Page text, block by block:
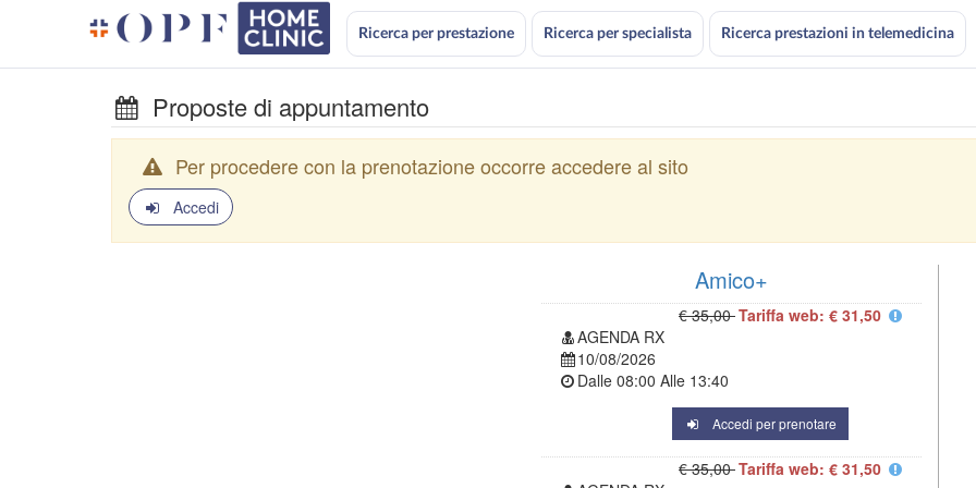
Ricerca per prestazione Ricerca per specialista Ricerca prestazioni in telemedicina
Proposte di appuntamento
Per procedere con la prenotazione occorre accedere al sito
Accedi
Amico+
€ 35,00Tariffa web: € 31,50
AGENDA RX
10/08/2026
Dalle 08:00 Alle 13:40
Accedi per prenotare
€ 35,00Tariffa web: € 31,50